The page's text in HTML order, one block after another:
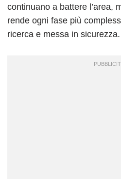
continuano a battere l’area,
rende ogni fase più
ricerca e messa in sicurezza.